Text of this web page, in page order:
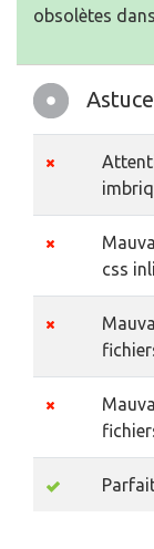
obsolètes
css